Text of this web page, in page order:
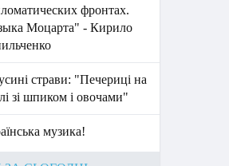
фронтах.
Моцарта" - Кирило
страви: "Печериці на
зі шпиком і овочами"
музика!